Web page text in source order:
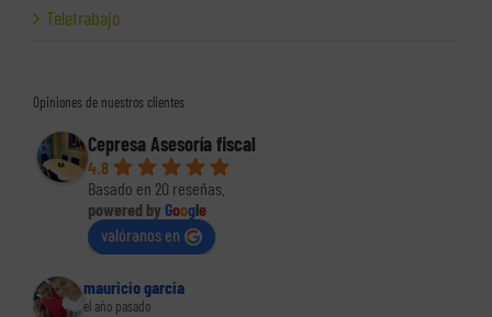
Teletrabajo
Opiniones de nuestros clientes
Cepresa Asesoría fiscal
4.8
Basado en 20 reseñas.
powered by Google
valóranos en
mauricio garcia
el año pasado